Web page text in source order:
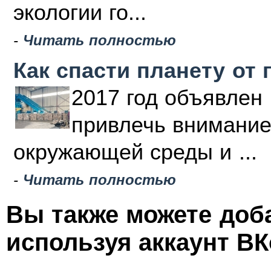
экологии го...
- Читать полностью
Как спасти планету от
2017 год объявлен
привлечь
окружающей среды и ...
- Читать полностью
Вы также можете
используя аккаунт